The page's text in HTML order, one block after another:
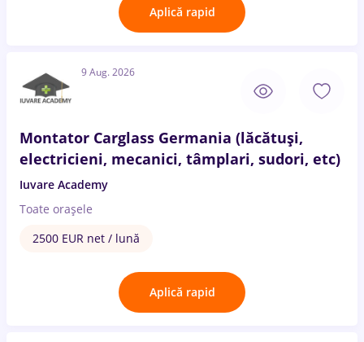
Aplică rapid
9 Aug. 2026
Montator Carglass Germania (lăcătuși,
electricieni, mecanici, tâmplari, sudori, etc)
Iuvare Academy
Toate oraşele
2500 EUR net / lună
Aplică rapid